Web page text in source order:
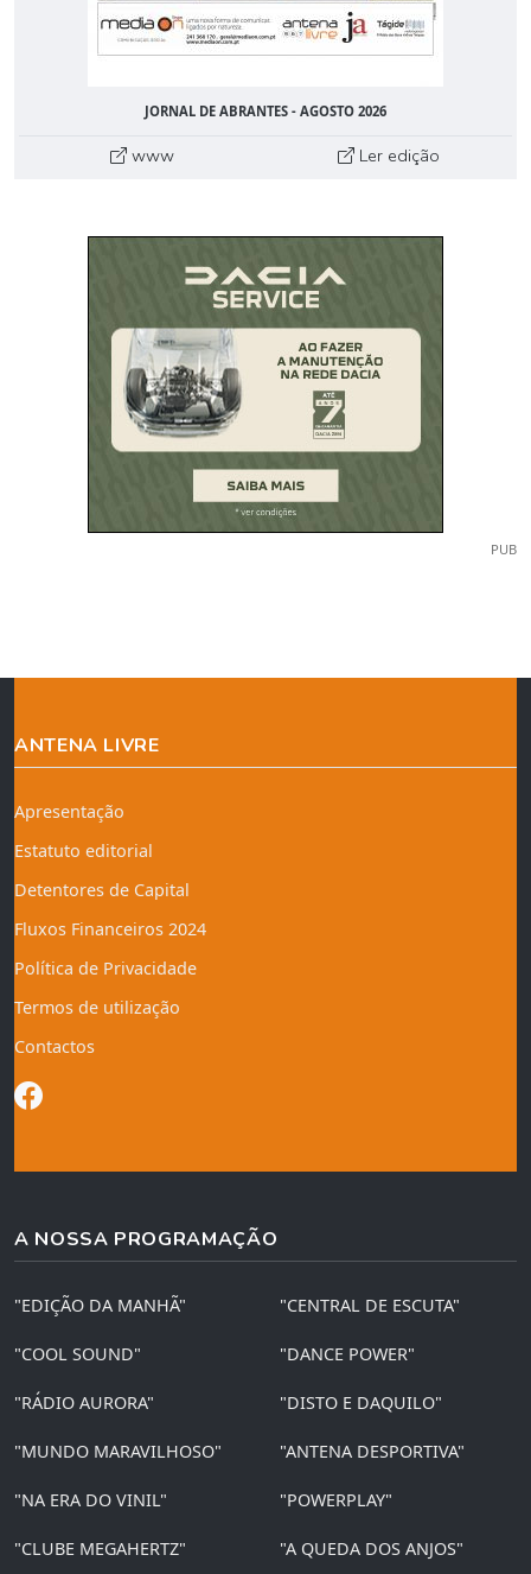
JORNAL DE ABRANTES - AGOSTO 2026
www Ler edição
PUB
ANTENA LIVRE
Apresentação
Estatuto editorial
Detentores de Capital
Fluxos Financeiros 2024
Política de Privacidade
Termos de utilização
Contactos
A NOSSA PROGRAMAÇÃO
"EDIÇÃO DA MANHÃ" "CENTRAL DE ESCUTA"
"COOL SOUND" "DANCE POWER"
"RÁDIO AURORA" "DISTO E DAQUILO"
"MUNDO MARAVILHOSO" "ANTENA DESPORTIVA"
"NA ERA DO VINIL" "POWERPLAY"
"CLUBE MEGAHERTZ" "A QUEDA DOS ANJOS"